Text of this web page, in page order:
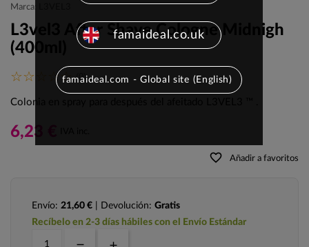
Marca: L3VEL3
L3vel3 After Shave Cologne Midnigh
(400ml)
(0)
Colonia en spray para después del afeitado L3VEL3 ™ .
6,23 €
favorite_border Añadir a favoritos
Envío: 21,60 € | Devolución: Gratis
Recíbelo en 2-3 días hábiles con el Envío Estándar
famaideal.co.uk
famaideal.com - Global site (English)